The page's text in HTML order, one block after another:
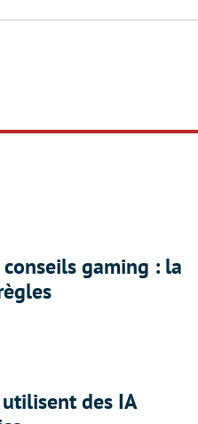
gaming : la
utilisent des IA